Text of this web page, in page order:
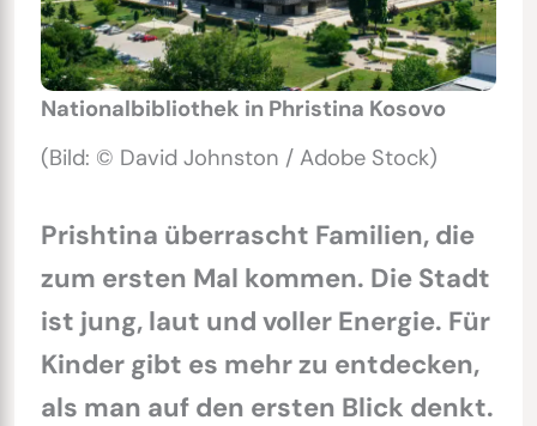
Nationalbibliothek in Phristina Kosovo
(Bild: © David Johnston / Adobe Stock)
Prishtina überrascht Familien, die
zum ersten Mal kommen. Die Stadt
ist jung, laut und voller Energie. Für
Kinder gibt es mehr zu entdecken,
als man auf den ersten Blick denkt.